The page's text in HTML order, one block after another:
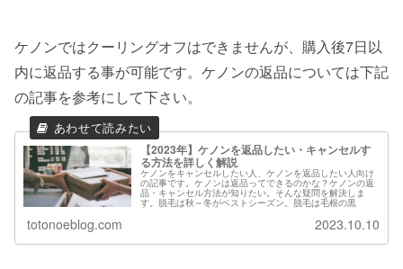
ケノンではクーリングオフはできませんが、購入後7日以
内に返品する事が可能です。ケノンの返品については下記
の記事を参考にして下さい。
【2023年】ケノンを返品したい・キャンセルす
る方法を詳しく解説
ケノンをキャンセルしたい人、ケノンを返品したい人向け
の記事です。ケノンは返品ってできるのかな？ケノンの返
品・キャンセル方法が知りたい。そんな疑問を解決しま
す。脱毛は秋～冬がベストシーズン。脱毛は毛根の黒
totonoeblog.com 2023.10.10